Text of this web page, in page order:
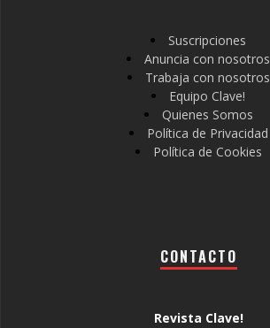
Suscripciones
Anuncia con nosotros
Trabaja con nosotros
Equipo Clave!
Quienes Somos
Política de Privacidad
Política de Cookies
CONTACTO
Revista Clave!